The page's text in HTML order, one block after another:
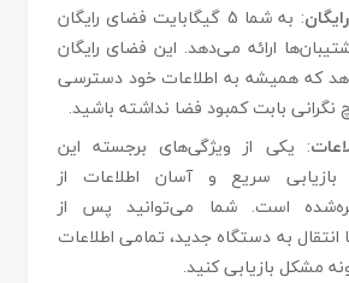
: به شما 5 گیگابایت فضای رایگان
ارائه می‌دهد. این فضای رایگان
که همیشه به اطلاعات خود دسترسی
بابت کمبود فضا نداشته باشید.
: یکی از ویژگی‌های برجسته این
بازیابی سریع و آسان اطلاعات از
است. شما می‌توانید پس از
انتقال به دستگاه جدید، تمامی اطلاعات
مشکل بازیابی کنید.